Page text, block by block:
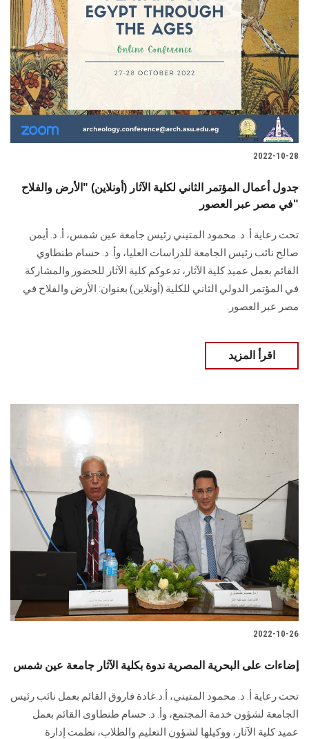
2022-10-28
جدول أعمال المؤتمر الثاني لكلية الآثار (أونلاين) "الأرض والفلاح
في مصر عبر العصور"
تحت رعاية أ. د. محمود المتيني رئيس جامعة عين شمس، أ. د. أيمن
صالح نائب رئيس الجامعة للدراسات العليا، وأ. د. حسام طنطاوي
القائم بعمل عميد كلية الآثار، تدعوكم كلية الآثار للحضور والمشاركة
في المؤتمر الدولي الثاني للكلية (أونلاين) بعنوان: الأرض والفلاح في
مصر عبر العصور.
اقرأ المزيد
2022-10-26
إضاءات على البحرية المصرية ندوة بكلية الآثار جامعة عين شمس
تحت رعاية أ. د. محمود المتيني، أ.د.غادة فاروق القائم بعمل نائب رئيس
الجامعة لشؤون خدمة المجتمع، وأ. د. حسام طنطاوى القائم بعمل
عميد كلية الآثار، ووكيلها لشؤون التعليم والطلاب، نظمت إدارة